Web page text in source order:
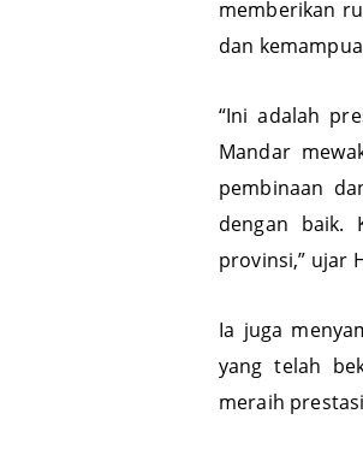
memberikan
dan
“Ini adalah
Mandar
pembinaan
dengan baik.
provinsi,” ujar
Ia juga
yang telah
meraih